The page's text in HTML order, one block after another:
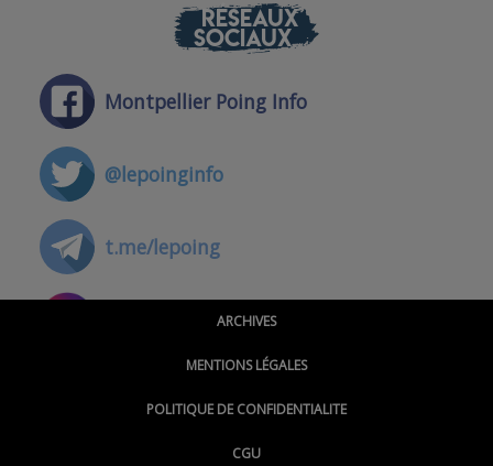
RÉSEAUX
SOCIAUX
Montpellier Poing Info
@lepoinginfo
t.me/lepoing
@montpellierpoinginfo
ARCHIVES
MENTIONS LÉGALES
POLITIQUE DE CONFIDENTIALITE
CGU